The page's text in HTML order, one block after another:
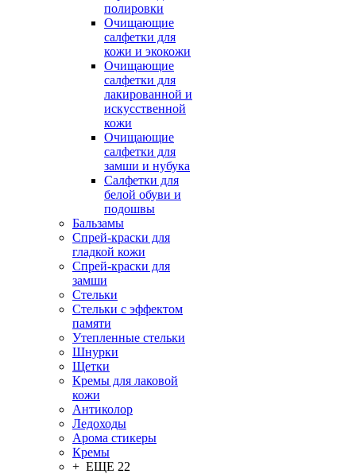
полировки
Очищающие
салфетки для
кожи и экокожи
Очищающие
салфетки для
лакированной и
искусственной
кожи
Очищающие
салфетки для
замши и нубука
Салфетки для
белой обуви и
подошвы
Бальзамы
Спрей-краски для
гладкой кожи
Спрей-краски для
замши
Стельки
Стельки с эффектом
памяти
Утепленные стельки
Шнурки
Щетки
Кремы для лаковой
кожи
Антиколор
Ледоходы
Арома стикеры
Кремы
+ ЕЩЕ 22